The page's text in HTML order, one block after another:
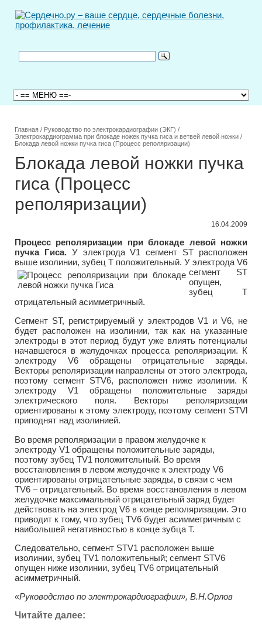
Главная / Руководство по электрокардиографии (ЭКГ) /
Электрокардиограмма при блокаде ножек пучка гиса и ветвей левой ножки /
Блокада левой ножки пучка гиса (Процесс реполяризации)
Блокада левой ножки пучка
гиса (Процесс
реполяризации)
16.04.2009
Процесс реполяризации при блокаде левой ножки
пучка Гиса.У электрода V1 сегмент ST расположен
выше изолинии, зубец Т положительный. У электрода V6
сегмент ST
опущен,
зубец Т
отрицательный асимметричный.
Сегмент ST, регистрируемый у электродов V1 и V6, не
будет расположен на изолинии, так как на указанные
электроды в этот период будут уже влиять потенциалы
начавшегося в желудочках процесса реполяризации. К
электроду V6 обращены отрицательные заряды.
Векторы реполяризации направлены от этого электрода,
поэтому сегмент STV6, расположен ниже изолинии. К
электроду V1 обращены положительные заряды
электрического поля. Векторы реполяризации
ориентированы к этому электроду, поэтому сегмент STVl
приподнят над изолинией.
Во время реполяризации в правом желудочке к
электроду V1 обращены положительные заряды,
поэтому зубец TV1 положительный. Во время
восстановления в левом желудочке к электроду V6
ориентированы отрицательные заряды, в связи с чем
TV6 – отрицательный. Во время восстановления в левом
желудочке максимальный отрицательный заряд будет
действовать на электрод V6 в конце реполяризации. Это
приводит к тому, что зубец TV6 будет асимметричным с
наибольшей негативностью в конце зубца Т.
Следовательно, сегмент STV1 расположен выше
изолинии, зубец TV1 положительный; сегмент STV6
опущен ниже изолинии, зубец TV6 отрицательный
асимметричный.
«Руководство по электрокардиографии», В.Н.Орлов
Читайте далее: